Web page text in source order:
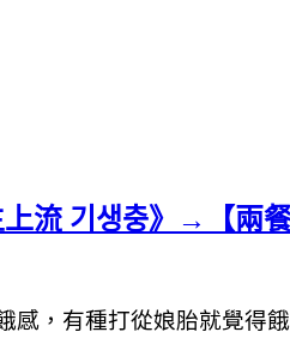
上流 기생충》→【兩
感，有種打從娘胎就覺得